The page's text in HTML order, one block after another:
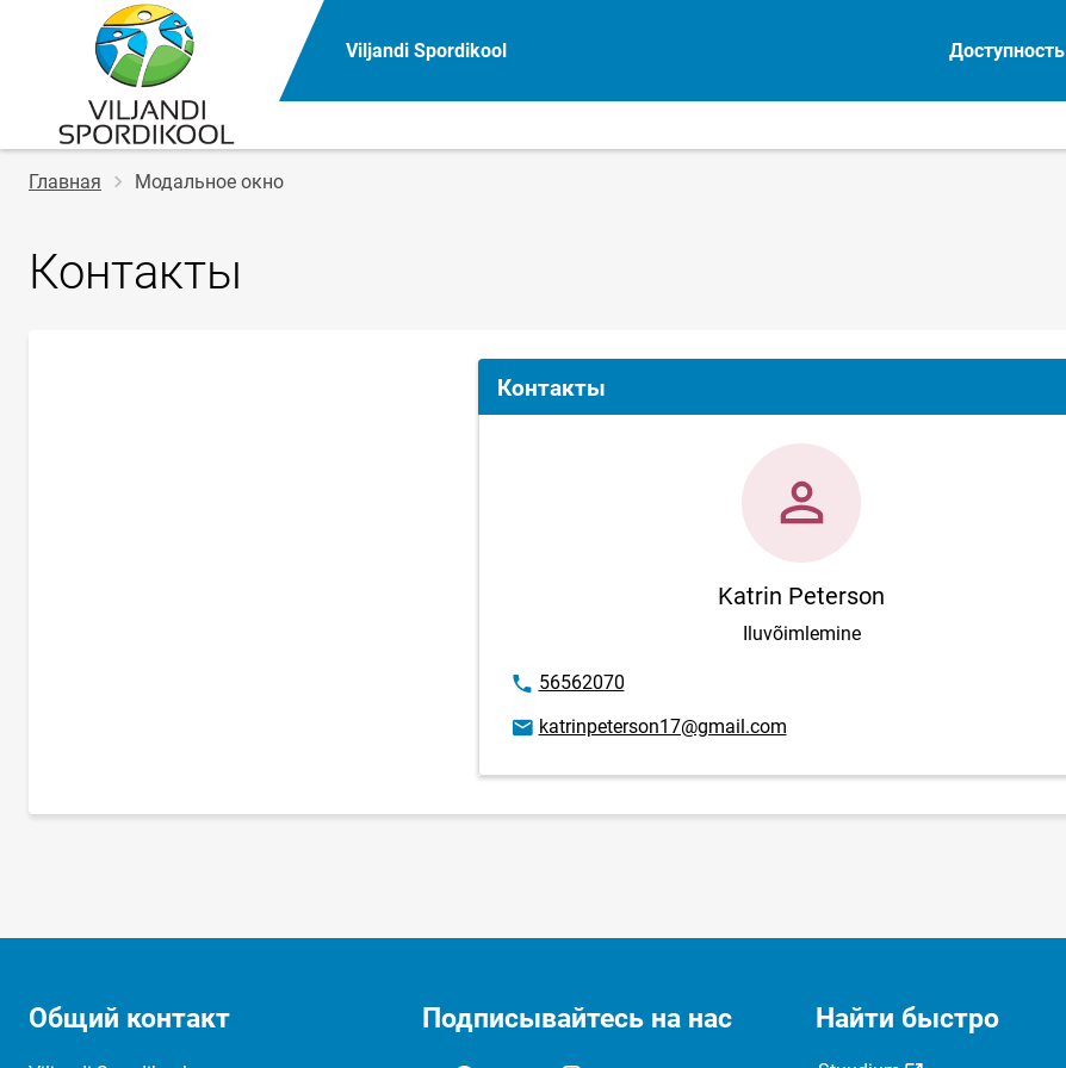
Viljandi Spordikool Доступность
Строка
Главная Модальное окно
Контакты
Контакты
Katrin Peterson
Iluvõimlemine
Номер телефона
56562070
E-mail адрес
katrinpeterson17@gmail.com
Общий контакт Подписывайтесь на нас Найти быстро